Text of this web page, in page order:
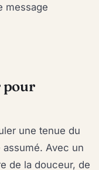
message
pour
une tenue du
Avec un
de la douceur, de